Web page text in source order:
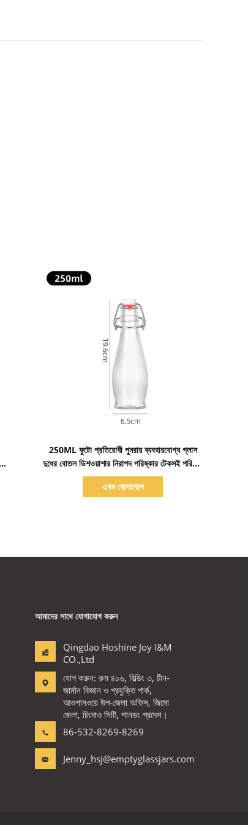
250ML ফুটো প্রতিরোধী পুনরায় ব্যবহারযোগ্য গ্লাস
দুধের বোতল ডিশওয়াশার নিরাপদ পরিষ্কার টেকসই পরিবেশ
বান্ধব
এখন যোগাযোগ
আমাদের সাথে যোগাযোগ করুন
Qingdao Hoshine Joy I&M
CO.,Ltd
যোগ করুন: রুম ৪০৬, বিল্ডিং ৩, চীন-
জার্মান বিজ্ঞান ও প্রযুক্তি পার্ক,
আওশানওয়ে উপ-জেলা অফিস, জিমো
জেলা, চিংদাও সিটি, শানডং প্রদেশ।
86-532-8269-8269
Jenny_hsj@emptyglassjars.com